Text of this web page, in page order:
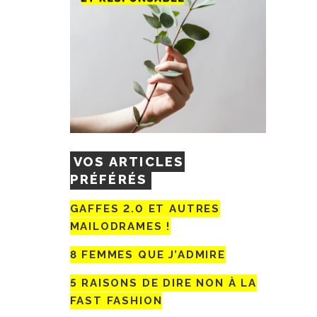
VOS ARTICLES
PRÉFÉRÉS
GAFFES 2.0 ET AUTRES
MAILODRAMES !
8 FEMMES QUE J’ADMIRE
5 RAISONS DE DIRE NON À LA
FAST FASHION